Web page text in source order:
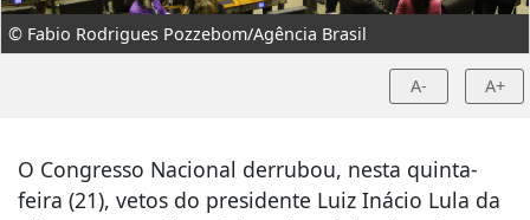
© Fabio Rodrigues Pozzebom/Agência Brasil
A- A+
O Congresso Nacional derrubou, nesta quinta-
feira (21), vetos do presidente Luiz Inácio Lula da